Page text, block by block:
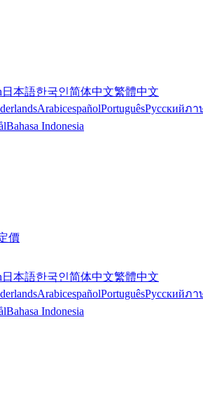
日本語한국인简体中文繁體中文
ArabicespañolPortuguêsРусскийภา
Bahasa Indonesia
價
日本語한국인简体中文繁體中文
ArabicespañolPortuguêsРусскийภา
Bahasa Indonesia